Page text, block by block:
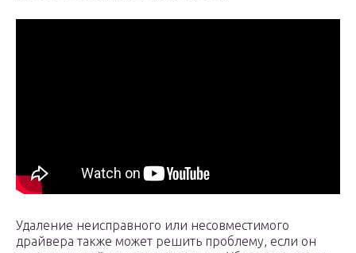
Удаление неисправного или несовместимого
драйвера также может решить проблему, если он